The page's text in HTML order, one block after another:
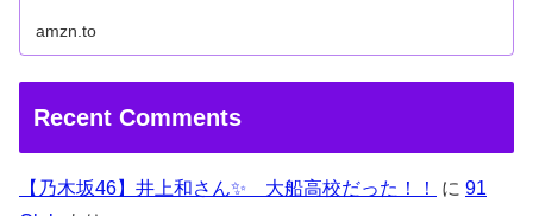
amzn.to
Recent Comments
【乃木坂46】井上和さん✨ 大船高校だった！！ に 91